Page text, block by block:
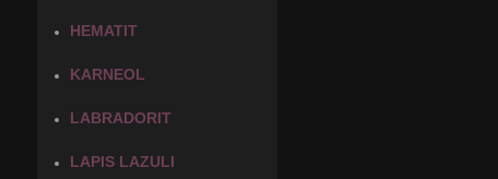
HEMATIT
KARNEOL
LABRADORIT
LAPIS LAZULI